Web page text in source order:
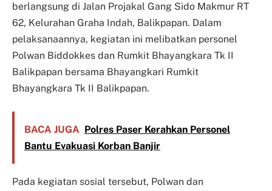
berlangsung di Jalan Projakal Gang Sido Makmur RT
62, Kelurahan Graha Indah, Balikpapan. Dalam
pelaksanaannya, kegiatan ini melibatkan personel
Polwan Biddokkes dan Rumkit Bhayangkara Tk II
Balikpapan bersama Bhayangkari Rumkit
Bhayangkara Tk II Balikpapan.
BACA JUGA Polres Paser Kerahkan Personel
Bantu Evakuasi Korban Banjir
Pada kegiatan sosial tersebut, Polwan dan